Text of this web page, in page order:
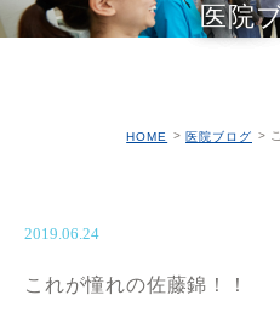
医院
HOME 医院ブログ
2019.06.24
これが憧れの佐藤錦！！